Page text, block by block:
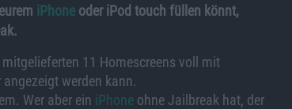
iPhone oder iPod touch füllen könnt,
mitgelieferten 11 Homescreens voll mit
werden kann.
Wer aber ein iPhone ohne Jailbreak hat, der